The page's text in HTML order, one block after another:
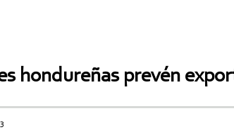
hondureñas prevén